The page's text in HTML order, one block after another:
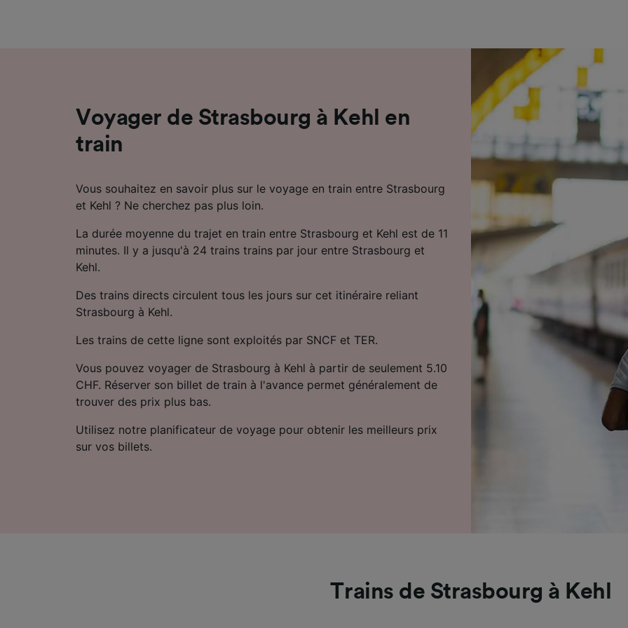
Voyager de Strasbourg à Kehl en
train
Vous souhaitez en savoir plus sur le voyage en train entre Strasbourg
et Kehl ? Ne cherchez pas plus loin.
La durée moyenne du trajet en train entre Strasbourg et Kehl est de 11
minutes. Il y a jusqu'à 24 trains trains par jour entre Strasbourg et
Kehl.
Des trains directs circulent tous les jours sur cet itinéraire reliant
Strasbourg à Kehl.
Les trains de cette ligne sont exploités par SNCF et TER.
Vous pouvez voyager de Strasbourg à Kehl à partir de seulement 5.10
CHF. Réserver son billet de train à l'avance permet généralement de
trouver des prix plus bas.
Utilisez notre planificateur de voyage pour obtenir les meilleurs prix
sur vos billets.
Trains de Strasbourg à Kehl